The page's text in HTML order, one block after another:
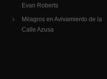
Evan Roberts
Milagros en Avivamiento de la
Calle Azusa